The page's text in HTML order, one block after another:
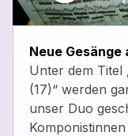
Neue Gesänge
Unter dem Titel
(17)“ werden
unser Duo